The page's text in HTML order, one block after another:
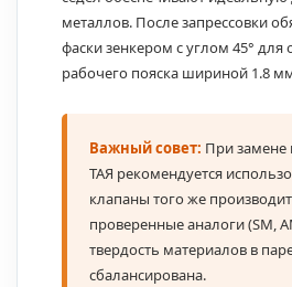
металлов. После запрессовки
фаски зенкером с углом 45° для
рабочего пояска шириной 1.8
Важный совет: При замене
ТАЯ рекомендуется
клапаны того же
проверенные аналоги (SM,
твердость материалов в
сбалансирована.